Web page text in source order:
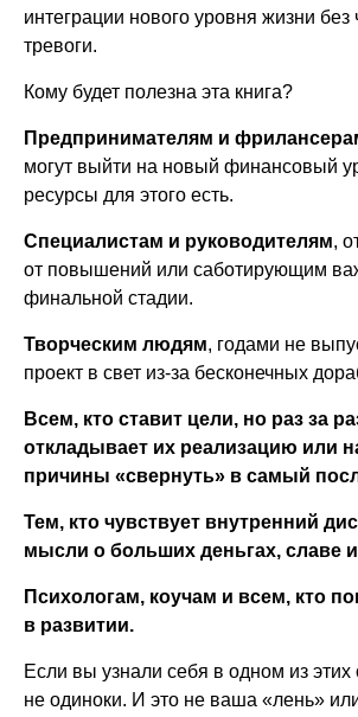
интеграции нового уровня жизни без
тревоги.
Кому будет полезна эта книга?
Предпринимателям и
могут выйти на новый финансовый
ресурсы для этого есть.
Специалистам и руководителям,
от повышений или саботирующим
финальной стадии.
Творческим людям, годами не
проект в свет из-за бесконечных
Всем, кто ставит цели, но раз за
откладывает их реализацию или
причины «свернуть» в самый
Тем, кто чувствует внутренний
мысли о больших деньгах, славе
Психологам, коучам и всем, кто
в развитии.
Если вы узнали себя в одном из
не одиноки. И это не ваша «лень»